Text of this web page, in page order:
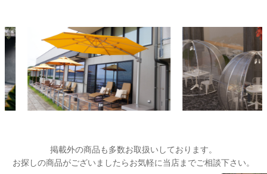
掲載外の商品も多数お取扱いしております。
お探しの商品がございましたらお気軽に当店までご相談下さい。